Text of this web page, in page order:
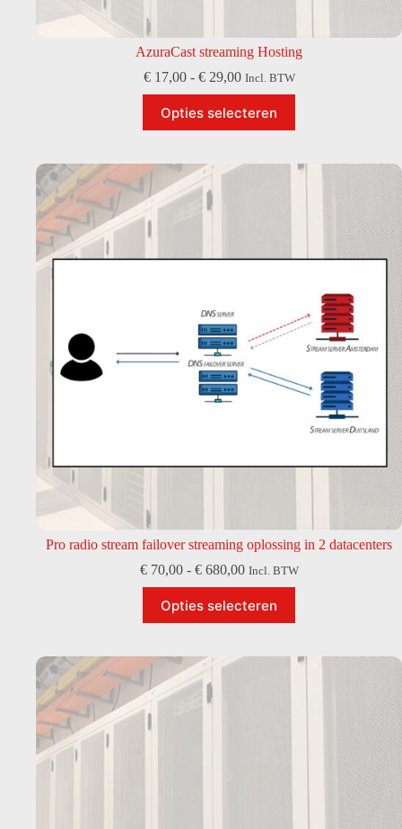
AzuraCast streaming Hosting
€17,00 - €29,00Prijsklasse:
€ 17,00
tot
Incl. BTW
Opties selecteren
product
heeft
variaties.
op
Pro radio stream failover streaming oplossing in 2 datacenters
€70,00 - €680,00Prijsklasse:
€ 70,00
tot
Incl. BTW
Opties selecteren
product
heeft
variaties.